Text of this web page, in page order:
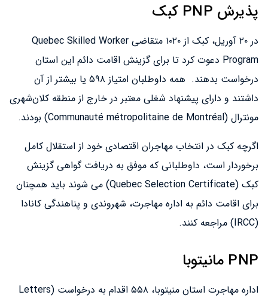
پذیرش PNP کبک
در ۲۰ آوریل، کبک از ۱۰۲۰ متقاضی Quebec Skilled Worker
Program دعوت کرد تا برای گزینش اقامت دائم این استان
درخواست بدهند. همه داوطلبان امتیاز ۵۹۸ یا بیشتر از آن
داشتند و دارای پیشنهاد شغلی معتبر در خارج از منطقه کلان‌شهری
مونترال (Communauté métropolitaine de Montréal) بودند.
اگرچه کبک در انتخاب مهاجران اقتصادی خود از استقلال کامل
برخوردار است، داوطلبانی که موفق به دریافت گواهی گزینش
کبک (Quebec Selection Certificate) می شوند باید همچنان
برای اقامت دائم به اداره مهاجرت، شهروندی و پناهندگی کانادا
(IRCC) مراجعه کنند.
PNP مانیتوبا
اداره مهاجرت استان منیتوبا، ۵۵۸ اقدام به درخواست (Letters